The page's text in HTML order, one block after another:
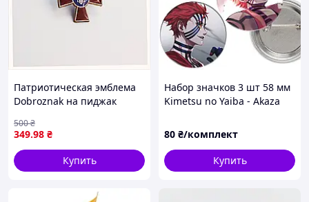
Патриотическая эмблема
Dobroznak на пиджак
349.98 ₴
500₴
Купить
Набор значков 3 шт 58 мм
Kimetsu no Yaiba - Akaza
80 ₴/комплект
Купить